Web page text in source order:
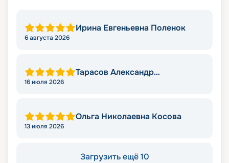
Ирина Евгеньевна Поленок
6 августа 2026
Тарасов Александр
16 июля 2026
Ольга Николаевна Косова
13 июля 2026
Загрузить ещё 10